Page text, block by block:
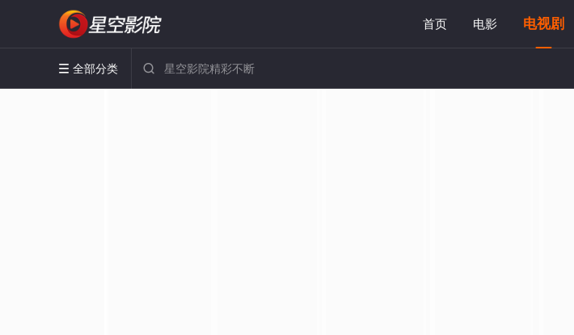
首页 电影 电视剧
 全部分类 